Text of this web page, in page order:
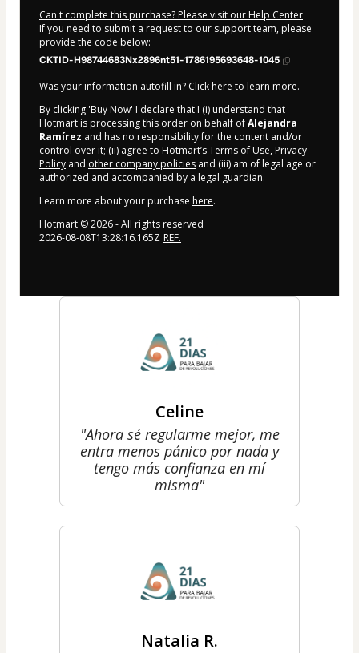
Can't complete this purchase? Please visit our Help Center
If you need to submit a request to our support team, please
provide the code below:
CKTID-H98744683Nx2896nt51-1786195693648-1045
Was your information autofill in? Click here to learn more.
By clicking 'Buy Now' I declare that I (i) understand that
Hotmart is processing this order on behalf ofAlejandra
Ramírez and has no responsibility for the content and/or
control over it; (ii) agree to Hotmart’sTerms of Use, Privacy
Policy and other company policies and (iii) am of legal age or
authorized and accompanied by a legal guardian.
Learn more about your purchase here.
Hotmart ©2026- All rights reserved
2026-08-08T13:28:16.165Z REF.
Celine
"Ahora sé regularme mejor, me
entra menos pánico por nada y
tengo más confianza en mí
misma"
Natalia R.